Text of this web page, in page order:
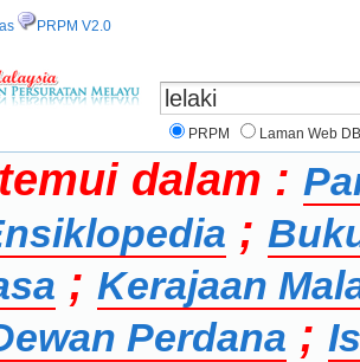
PRPM V2.0
PRPM Laman Web
dalam :
;
; Kerajaan
Perdana ;